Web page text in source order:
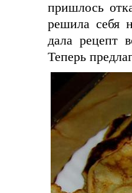
пришлось
решила себя
дала рецепт
Теперь